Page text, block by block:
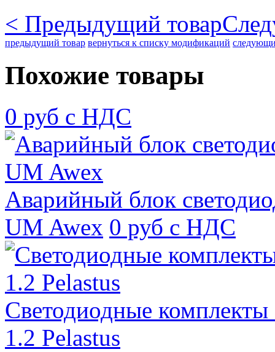
< Предыдущий товар
предыдущий товар вернуться к списку модификаций
Похожие товары
0 руб с НДС
Аварийный блок
UM Awex 0 руб с НДС
Светодиодные
1.2 Pelastus